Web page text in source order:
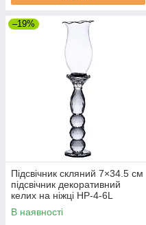
–19%
Підсвічник скляний 7×34.5 см
підсвічник декоративний
келих на ніжці HP-4-6L
В наявності